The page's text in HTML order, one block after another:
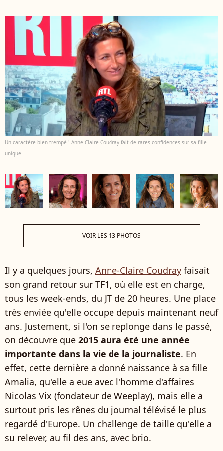
Un caractère bien trempé ! Anne-Claire Coudray fait de rares confidences sur sa fille
unique
VOIR LES 13 PHOTOS
Il y a quelques jours, Anne-Claire Coudray faisait
son grand retour sur TF1, où elle est en charge,
tous les week-ends, du JT de 20 heures. Une place
très enviée qu'elle occupe depuis maintenant neuf
ans. Justement, si l'on se replonge dans le passé,
on découvre que 2015 aura été une année
importante dans la vie de la journaliste. En
effet, cette dernière a donné naissance à sa fille
Amalia, qu'elle a eue avec l'homme d'affaires
Nicolas Vix (fondateur de Weeplay), mais elle a
surtout pris les rênes du journal télévisé le plus
regardé d'Europe. Un challenge de taille qu'elle a
su relever, au fil des ans, avec brio.